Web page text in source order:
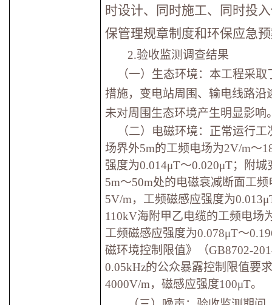
时设计、同时施工、同时投
保管理规章制度和环保应急
2.验收监测调查结果
（一）生态环境：本工程采
措施，变电站周围、输电线路沿
未对周围生态环境产生明显影响
（二）电磁环境：正常运行
场界外5m的工频电场为2V/m～
强度为0.014μT～0.020μT；附
5m～50m处的电磁衰减断面工
5V/m，工频磁感应强度为
110kV海附甲乙电缆的工频电场
工频磁感应强度为0.078μT～
磁环境控制限值》（GB8702-
0.05kHz的公众暴露控制限值要
4000V/m，磁感应强度100μT。